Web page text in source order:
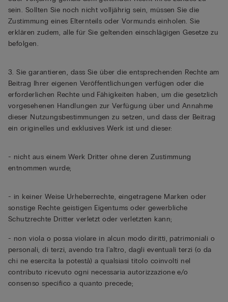
sein. Sollten Sie noch nicht volljährig sein, müssen Sie die
Zustimmung eines Elternteils oder Vormunds einholen. Sie
erklären zudem, alle für Sie geltenden einschlägigen Gesetze zu
befolgen.
3. Sie garantieren, dass Sie über die entsprechenden Rechte am
Beitrag Ihrer eigenen Veröffentlichungen verfügen oder die
erforderlichen Rechte und Fähigkeiten haben, um die gesetzlich
vorgesehenen Handlungen zur Verfügung über und Annahme
dieser Nutzungsbestimmungen zu setzen, und dass der Beitrag
ein originelles und exklusives Werk ist und dieser:
- nicht aus einem Werk Dritter ohne deren Zustimmung
entnommen wurde;
- in keiner Weise Urheberrechte, eingetragene Marken oder
sonstige Rechte geistigen Eigentums oder gewerbliche
Schutzrechte Dritter verletzt oder verletzten kann;
- non viola o possa violare in alcun modo diritti, patrimoniali o
personali, di terzi, avendo tra l'altro, dagli eventuali terzi (o da
chi ne esercita la potestà) a qualsiasi titolo coinvolti nel
contributo ricevuto ogni necessaria autorizzazione e/o
consenso specifico a quanto precede;